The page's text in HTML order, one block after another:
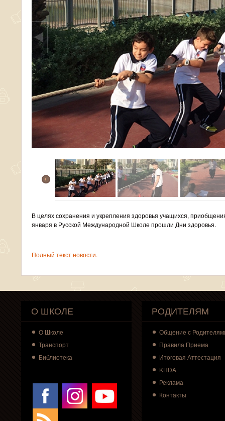
В целях сохранения и укрепления здоровья учащихся,
января в Русской Международной Школе прошли Дни здоровья.
Полный текст новости.
О ШКОЛЕ
О Школе
Транспорт
Библиотека
РОДИТЕЛЯМ
Общение с
Правила Приема
Итоговая Аттестация
KHDA
Реклама
Контакты